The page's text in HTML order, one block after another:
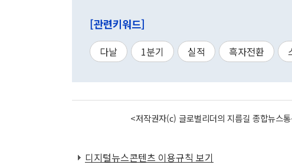
[관련키워드]
다날 1분기 실적 흑자전환
<저작권자(c) 글로벌리더의 지름길 종합뉴
디지털뉴스콘텐츠 이용규칙 보기